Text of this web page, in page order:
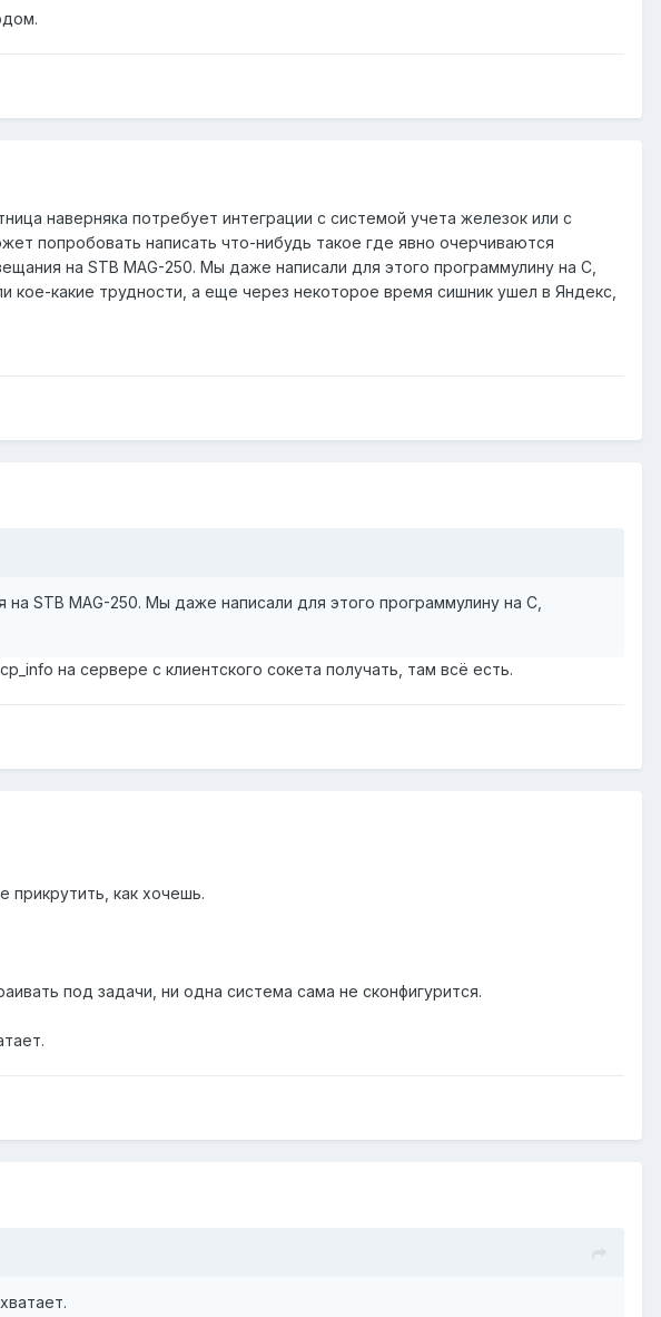
наверняка потребует интеграции с системой учета железок или с
попробовать написать что-нибудь такое где явно очерчиваются
на STB MAG-250. Мы даже написали для этого программулину на C,
кое-какие трудности, а еще через некоторое время сишник ушел в Яндекс,
STB MAG-250. Мы даже написали для этого программулину на C,
на сервере с клиентского сокета получать, там всё есть.
прикрутить, как хочешь.
под задачи, ни одна система сама не сконфигурится.